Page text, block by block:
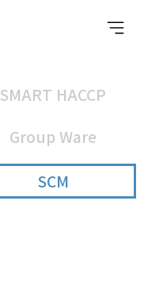
SMART HACCP
Group Ware
SCM